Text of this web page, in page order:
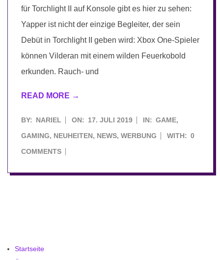
für Torchlight II auf Konsole gibt es hier zu sehen:
Yapper ist nicht der einzige Begleiter, der sein
Debüt in Torchlight II geben wird: Xbox One-Spieler
können Vilderan mit einem wilden Feuerkobold
erkunden. Rauch- und
READ MORE →
2019-
07-
17
BY: NARIEL ON: 17. JULI 2019 IN: GAME,
GAMING, NEUHEITEN , NEWS,WERBUNG WITH: 0
COMMENTS
Startseite